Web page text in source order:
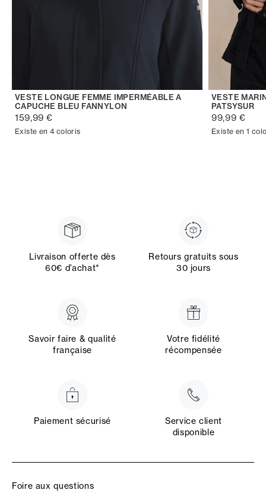
VESTE LONGUE FEMME IMPERMÉABLE A
CAPUCHE BLEU FANNYLON
159,99 €
Existe en 4 coloris
VESTE
PATSYSUR
99,99 €
Existe en 1
Livraison offerte dès
60€ d’achat*
Retours gratuits sous
30 jours
Savoir faire & qualité
française
Votre fidélité
récompensée
Paiement sécurisé
Service client
disponible
Foire aux questions